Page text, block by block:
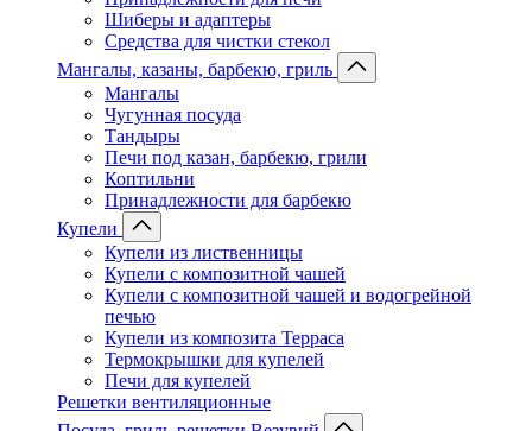
Шиберы и адаптеры
Средства для чистки стекол
Мангалы, казаны, барбекю, гриль
Мангалы
Чугунная посуда
Тандыры
Печи под казан, барбекю, грили
Коптильни
Принадлежности для барбекю
Купели
Купели из лиственницы
Купели с композитной чашей
Купели с композитной чашей и водогрейной
печью
Купели из композита Терраса
Термокрышки для купелей
Печи для купелей
Решетки вентиляционные